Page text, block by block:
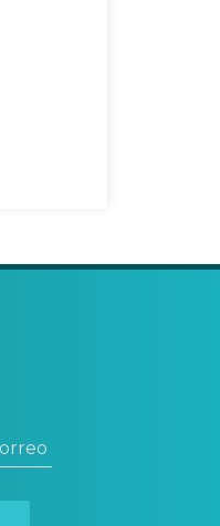
electrónico